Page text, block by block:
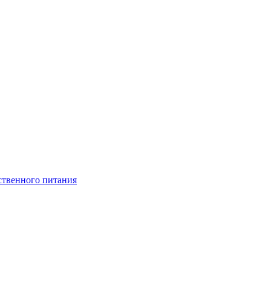
питания